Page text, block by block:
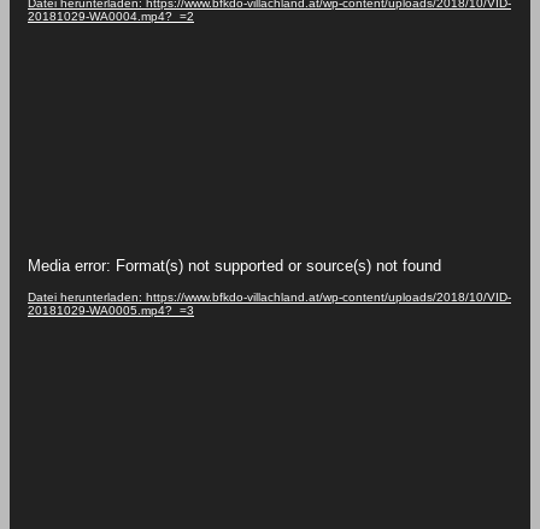
20181029-WA0004.mp4?_=2
Player
Media error: Format(s) not supported or source(s) not found
Datei herunterladen: https://www.bfkdo-villachland.at/wp-content/uploads/2018/10/VID-
20181029-WA0005.mp4?_=3